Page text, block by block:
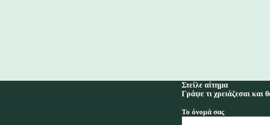
Στείλε αίτημα
Γράψε τι χρειάζεσαι και
Το όνομά σας